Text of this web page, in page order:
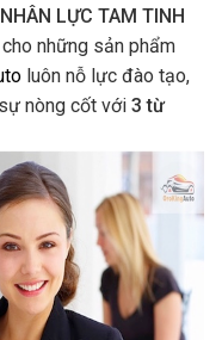
LỰC TAM TINH
những sản phẩm
luôn nỗ lực đào tạo,
nòng cốt với 3 từ